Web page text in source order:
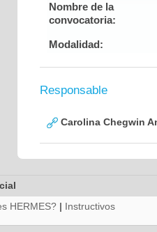
Nombre de la
convocatoria:
Modalidad:
Responsable
Carolina Chegwin
HERMES? | Instructivos